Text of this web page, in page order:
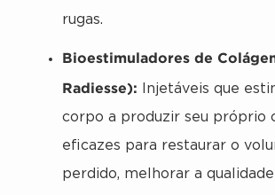
rugas.
Bioestimuladores de
Radiesse): Injetáveis que
corpo a produzir seu próprio
eficazes para restaurar o
perdido, melhorar a